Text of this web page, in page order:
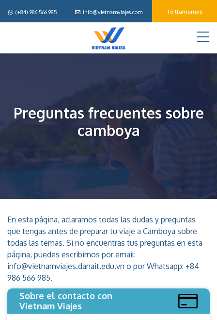
(+84) 986 566 985 info@vietnamviajes.com Te llamamos
Preguntas frecuentes sobre
camboya
En esta página, aclaramos todas las dudas y preguntas
que tengas antes de preparar tu viaje a Camboya sobre
todas las temas. Si no encuentras tus preguntas en esta
página, puedes escribirnos por email:
info@vietnamviajes.danait.edu.vn o por Whatsapp: +84
986 566 985.
Sobre el contacto con
Vietnam Viajes